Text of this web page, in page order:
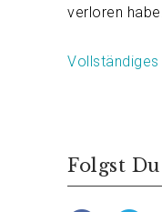
verloren
Folgst